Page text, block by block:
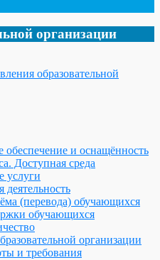
организации
образовательной
обеспечение и оснащённость
Доступная среда
услуги
деятельность
(перевода) обучающихся
обучающихся
организации
и требования